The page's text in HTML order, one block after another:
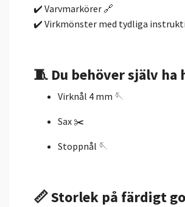
✔️ Varvmarkörer 🔗
✔️ Virkmönster med tydliga
🧵 Du behöver själv ha
Virknål 4 mm 🪡
Sax ✂️
Stoppnål 🪡
📏 Storlek på färdigt